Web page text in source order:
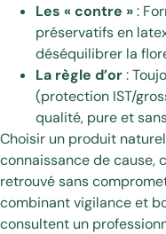
Les « contre »:
préservatifs en
déséquilibrer la
La règle d’or:
(protection IST/
qualité, pure et
Choisir un produit
connaissance de cause,
retrouvé sans
combinant vigilance et
consultent un